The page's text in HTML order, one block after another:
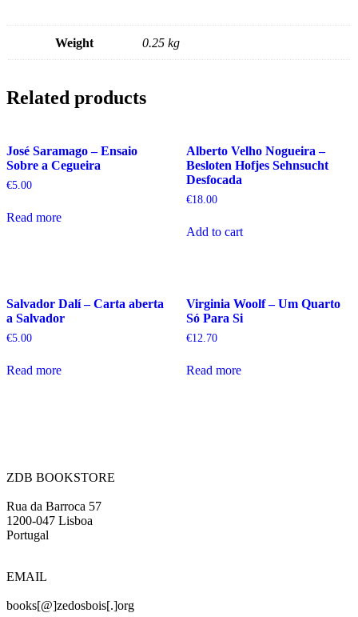
Weight 0.25 kg
Related products
José Saramago – Ensaio
Sobre a Cegueira
€5.00
Read more
Alberto Velho Nogueira –
Besloten Hofjes Sehnsucht
Desfocada
€18.00
Add to cart
Salvador Dalí – Carta aberta
a Salvador
€5.00
Read more
Virginia Woolf – Um Quarto
Só Para Si
€12.70
Read more
ZDB BOOKSTORE
Rua da Barroca 57
1200-047 Lisboa
Portugal
EMAIL
books[@]zedosbois[.]org